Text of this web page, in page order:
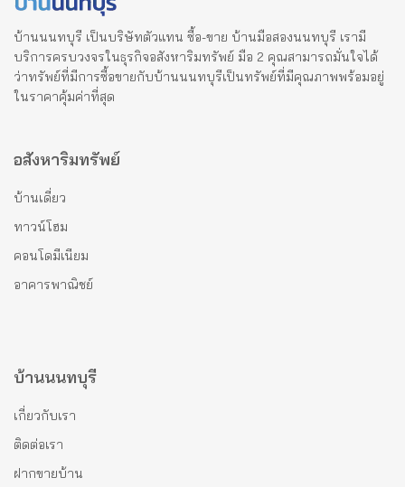
บ้านนนทบุรี เป็นบริษัทตัวแทน ซื้อ-ขาย บ้านมือสองนนทบุรี เรามี
บริการครบวงจรในธุรกิจอสังหาริมทรัพย์ มือ 2 คุณสามารถมั่นใจได้
ว่าทรัพย์ที่มีการซื้อขายกับบ้านนนทบุรีเป็นทรัพย์ที่มีคุณภาพพร้อมอยู่
ในราคาคุ้มค่าที่สุด
อสังหาริมทรัพย์
บ้านเดี่ยว
ทาวน์โฮม
คอนโดมีเนียม
อาคารพาณิชย์
บ้านนนทบุรี
เกี่ยวกับเรา
ติดต่อเรา
ฝากขายบ้าน